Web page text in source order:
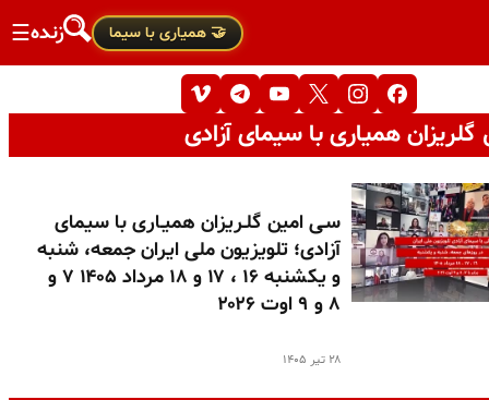
🤝 همیاری با سیما زنده☰
همیاری با سیمای آزادی
سـی امین گلـریزان همیـاری با سیمای
آزادی؛ تلویزیون ملی ایران جمعه، شنبه
و یکشنبه ۱۶ ، ۱۷ و ۱۸ مرداد ۱۴۰۵ ۷ و
۸ و ۹ اوت ۲۰۲۶
۲۸ تیر ۱۴۰۵